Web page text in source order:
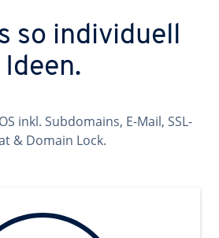
so individuell
inkl. Subdomains, E-Mail, SSL-
& Domain Lock.